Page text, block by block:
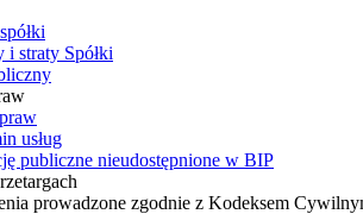
i straty Spółki
usług
publiczne nieudostępnione w BIP
prowadzone zgodnie z Kodeksem